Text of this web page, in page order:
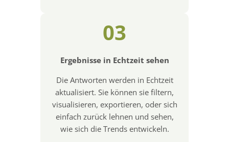
03
Ergebnisse in Echtzeit sehen
Die Antworten werden in Echtzeit
aktualisiert. Sie können sie filtern,
visualisieren, exportieren, oder sich
einfach zurück lehnen und sehen,
wie sich die Trends entwickeln.